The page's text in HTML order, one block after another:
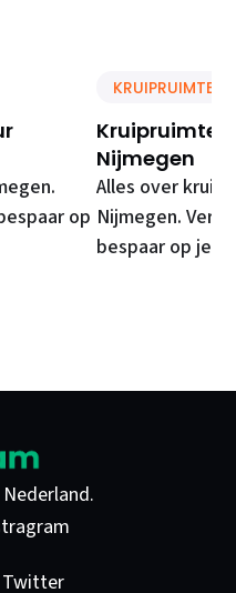
op
KRUIPRUIMTE
Kruipruimte
Nijmegen
Alles over
Nijmegen.
bespaar op je
Twitter